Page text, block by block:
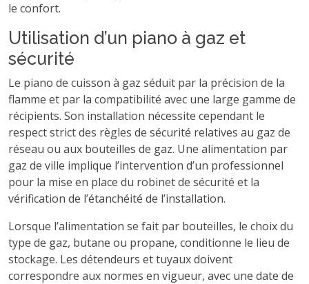
le confort.
Utilisation d’un piano à gaz et
sécurité
Le piano de cuisson à gaz séduit par la précision de la
flamme et par la compatibilité avec une large gamme de
récipients. Son installation nécessite cependant le
respect strict des règles de sécurité relatives au gaz de
réseau ou aux bouteilles de gaz. Une alimentation par
gaz de ville implique l’intervention d’un professionnel
pour la mise en place du robinet de sécurité et la
vérification de l’étanchéité de l’installation.
Lorsque l’alimentation se fait par bouteilles, le choix du
type de gaz, butane ou propane, conditionne le lieu de
stockage. Les détendeurs et tuyaux doivent
correspondre aux normes en vigueur, avec une date de